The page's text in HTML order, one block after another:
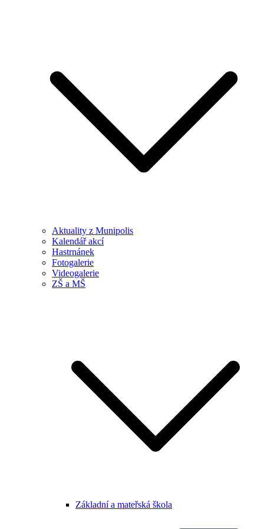
Aktuality z Munipolis
Kalendář akcí
Hastrnánek
Fotogalerie
Videogalerie
ZŠ a MŠ
Základní a mateřská škola